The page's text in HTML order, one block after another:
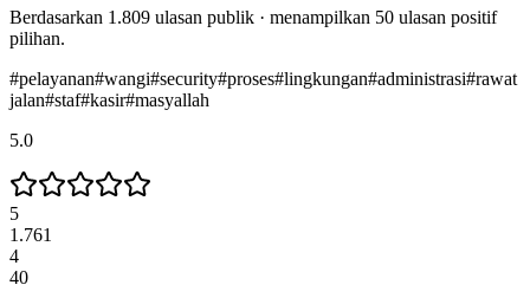
Berdasarkan 1.809 ulasan publik · menampilkan 50 ulasan positif
pilihan.
#pelayanan#wangi#security#proses#lingkungan#administrasi#rawat
jalan#staf#kasir#masyallah
5.0
5
1.761
4
40